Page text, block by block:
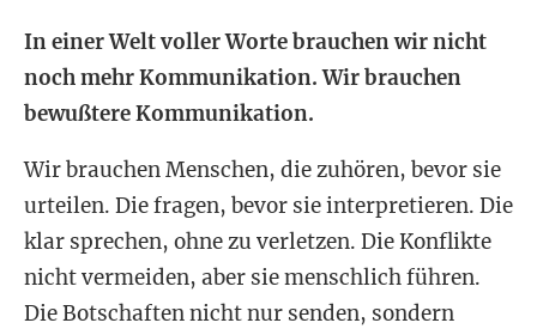
In einer Welt voller Worte brauchen wir nicht
noch mehr Kommunikation. Wir brauchen
bewußtere Kommunikation.
Wir brauchen Menschen, die zuhören, bevor sie
urteilen. Die fragen, bevor sie interpretieren. Die
klar sprechen, ohne zu verletzen. Die Konflikte
nicht vermeiden, aber sie menschlich führen.
Die Botschaften nicht nur senden, sondern